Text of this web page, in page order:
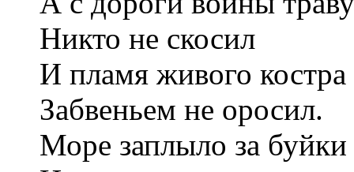
Никто не скосил
И пламя живого костра
Забвеньем не оросил.
Море заплыло за